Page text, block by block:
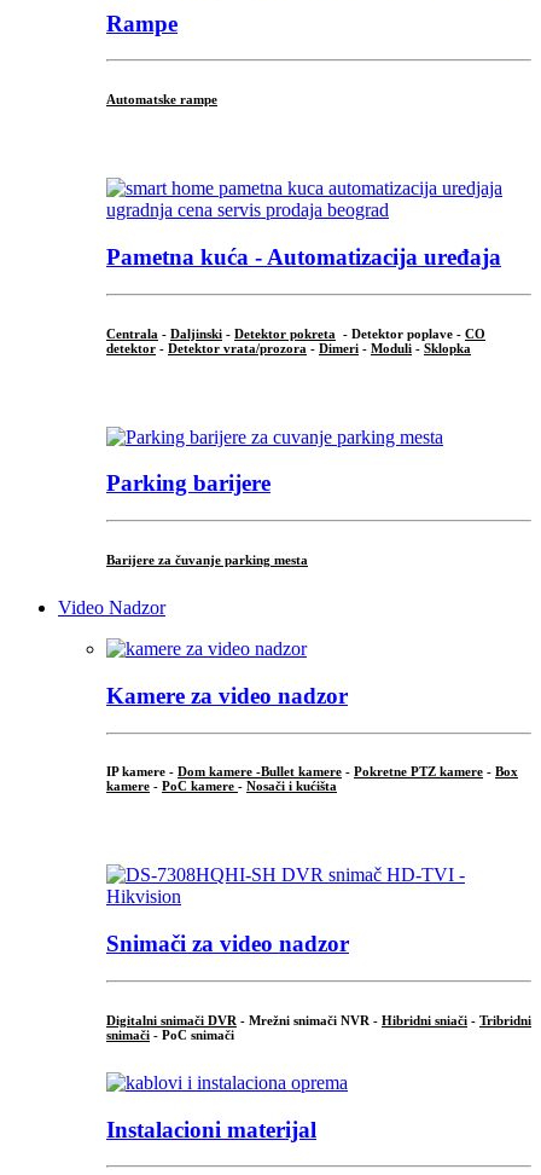
Rampe
Automatske rampe
Pametna kuća - Automatizacija uređaja
Centrala - Daljinski - Detektor pokreta - Detektor poplave - CO
detektor - Detektor vrata/prozora - Dimeri - Moduli - Sklopka
Parking barijere
Barijere za čuvanje parking mesta
Video Nadzor
Kamere za video nadzor
IP kamere - Dom kamere -Bullet kamere - Pokretne PTZ kamere - Box
kamere - PoC kamere - Nosači i kućišta
Snimači za video nadzor
Digitalni snimači DVR - Mrežni snimači NVR - Hibridni sniači - Tribridni
snimači - PoC snimači
Instalacioni materijal